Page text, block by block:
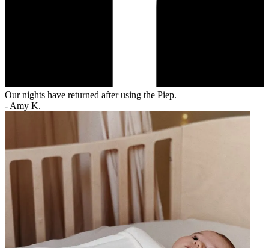
Our nights have returned after using the Piep.
- Amy K.